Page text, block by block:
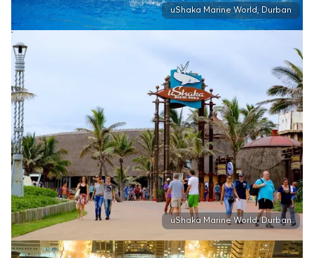
uShaka Marine World, Durban
uShaka Marine World, Durban